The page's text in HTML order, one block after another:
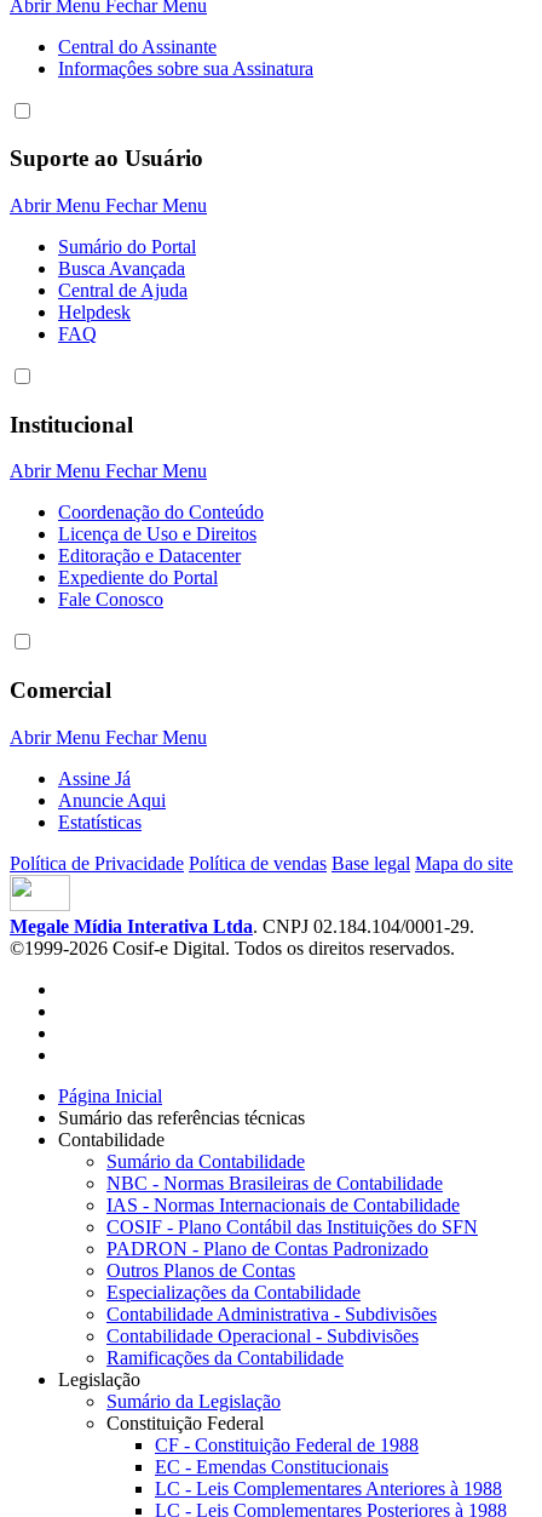
Abrir Menu Fechar Menu
Central do Assinante
Informaçôes sobre sua Assinatura
Suporte ao Usuário
Abrir Menu Fechar Menu
Sumário do Portal
Busca Avançada
Central de Ajuda
Helpdesk
FAQ
Institucional
Abrir Menu Fechar Menu
Coordenação do Conteúdo
Licença de Uso e Direitos
Editoração e Datacenter
Expediente do Portal
Fale Conosco
Comercial
Abrir Menu Fechar Menu
Assine Já
Anuncie Aqui
Estatísticas
Política de Privacidade Política de vendas Base legal Mapa do site
Megale Mídia Interativa Ltda. CNPJ 02.184.104/0001-29.
©1999-2026 Cosif-e Digital. Todos os direitos reservados.
Página Inicial
Sumário das referências técnicas
Contabilidade
Sumário da Contabilidade
NBC - Normas Brasileiras de Contabilidade
IAS - Normas Internacionais de Contabilidade
COSIF - Plano Contábil das Instituições do SFN
PADRON - Plano de Contas Padronizado
Outros Planos de Contas
Especializações da Contabilidade
Contabilidade Administrativa - Subdivisões
Contabilidade Operacional - Subdivisões
Ramificações da Contabilidade
Legislação
Sumário da Legislação
Constituição Federal
CF - Constituição Federal de 1988
EC - Emendas Constitucionais
LC - Leis Complementares Anteriores à 1988
LC - Leis Complementares Posteriores à 1988